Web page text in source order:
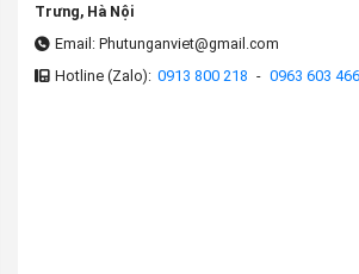
Trưng, Hà Nội
Email: Phutunganviet@gmail.com
Hotline (Zalo): 0913 800 218 - 0963 603 466